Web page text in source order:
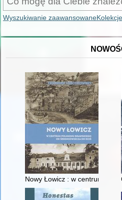
Wyszukiwanie zaawansowaneKolekcje
Nowy Łowicz : w centrum